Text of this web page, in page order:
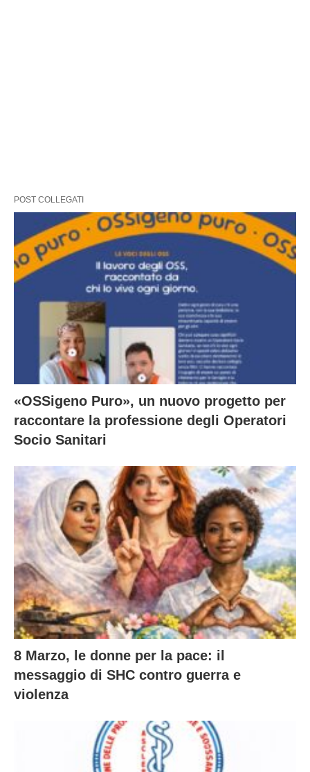
POST COLLEGATI
«OSSigeno Puro», un nuovo progetto per
raccontare la professione degli Operatori
Socio Sanitari
8 Marzo, le donne per la pace: il
messaggio di SHC contro guerra e
violenza